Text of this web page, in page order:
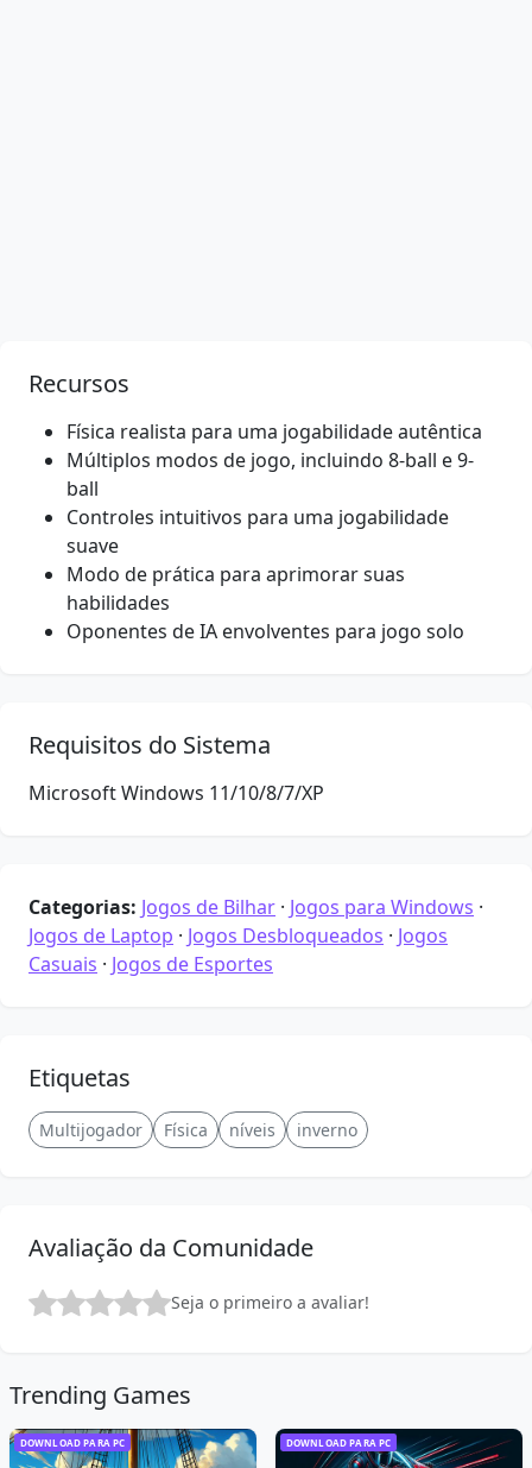
Recursos
Física realista para uma jogabilidade autêntica
Múltiplos modos de jogo, incluindo 8-ball e 9-
ball
Controles intuitivos para uma jogabilidade
suave
Modo de prática para aprimorar suas
habilidades
Oponentes de IA envolventes para jogo solo
Requisitos do Sistema
Microsoft Windows 11/10/8/7/XP
Categorias: Jogos de Bilhar · Jogos para Windows ·
Jogos de Laptop · Jogos Desbloqueados · Jogos
Casuais · Jogos de Esportes
Etiquetas
Multijogador Física níveis inverno
Avaliação da Comunidade
Seja o primeiro a avaliar!
Trending Games
DOWNLOAD PARA PC DOWNLOAD PARA PC